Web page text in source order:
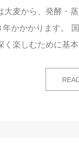
大麦から、発酵・
かかかります。
く楽しむために基